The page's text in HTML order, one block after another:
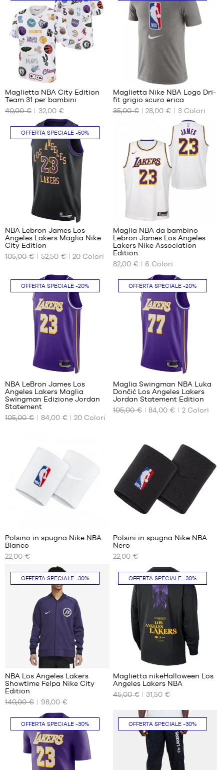
S
M
L
XL
S
I
NOSTRI
DISPONIBILI
bambino
- da 165
cm a 180
Maglietta NBA City Edition
Team 31 per bambini
40,00 €
32,00 €
I
NOSTRI
XXL
Maglietta Nike NBA Logo Dri-
fit grigio scuro erica
35,00 €
28,00 € 3Colori
OFFERTA SPECIALE-50%
I
NOSTRI
FORMATI
XS
NBA Lebron James Los
Angeles Lakers Maglia Nike
City Edition
105,00 €
52,50 € 20 Colori
I
NOSTRI
FORMATI
DISPONIBILI
M -
bambino
- da 1,35
m a 1,50
bambino
- da 1,50
m a 1,65
XL -
bambino
- da 165
cm a 180
194
Maglia NBA da bambino
Lebron James Los Angeles
Lakers Nike Association
Edition
82,00 €
6 Colori
OFFERTA SPECIALE-20%
I
NOSTRI
FORMATI
DISPONIBILI
294
NBA LeBron James Los
Angeles Lakers Maglia
Swingman Edizione Jordan
Statement
105,00 €
84,00 € 20 Colori
OFFERTA SPECIALE -20%
I
FORMATI
2
Maglia Swingman NBA Luka
Dončić Los Angeles Lakers
Jordan Statement Edition
105,00 €
84,00 € 2Colori
I
NOSTRI
DISPONIBILI
Polsino in spugna Nike NBA
Bianco
22,00 €
I
NOSTRI
DISPONIBILI
Taglia
unica
Polsini in spugna Nike NBA
Nero
22,00 €
OFFERTA SPECIALE-30%
I
FORMATI
DISPONIBILI
XS
NBA Los Angeles Lakers
Showtime Felpa Nike City
Edition
140,00 €
98,00 €
OFFERTA SPECIALE -30%
I
NOSTRI
DISPONIBILI
XS
Maglietta nikeHalloween Los
Angeles Lakers NBA
45,00 €
31,50 €
OFFERTA SPECIALE-30% OFFERTA SPECIALE -30%